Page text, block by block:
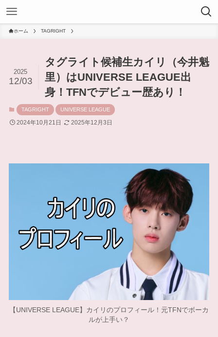
ホーム TAGRIGHT
タグライト候補生カイリ（今井魁
里）はUNIVERSE LEAGUE出
身！TFNでデビュー歴あり！
2025
12/03
TAGRIGHT UNIVERSE LEAGUE
2024年10月21日 2025年12月3日
【UNIVERSE LEAGUE】カイリのプロフィール！元TFNでボーカ
ルが上手い？